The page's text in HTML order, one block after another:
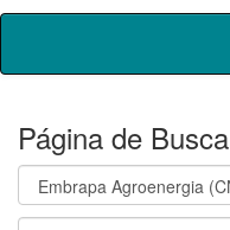
Skip
Página de Busca